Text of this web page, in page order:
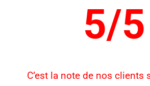
5/5
C’est la note de nos clients